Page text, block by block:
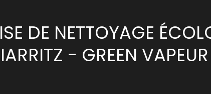
DE NETTOYAGE
- GREEN VAPEUR